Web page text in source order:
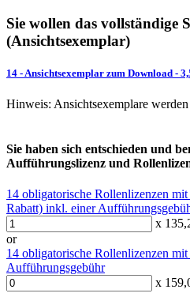
Sie wollen das vollständige
(Ansichtsexemplar)
14 - Ansichtsexemplar zum Download -
Hinweis: Ansichtsexemplare
Sie haben sich entschieden und
Aufführungslizenz und
14 obligatorische Rollenlizenzen
Rabatt) inkl. einer
x
or
14 obligatorische Rollenlizenzen
Aufführungsgebühr
x